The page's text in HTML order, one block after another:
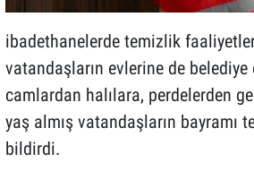
ibadethanelerde temizlik
vatandaşların evlerine de
camlardan halılara, perdelerden
yaş almış vatandaşların bayramı
bildirdi.